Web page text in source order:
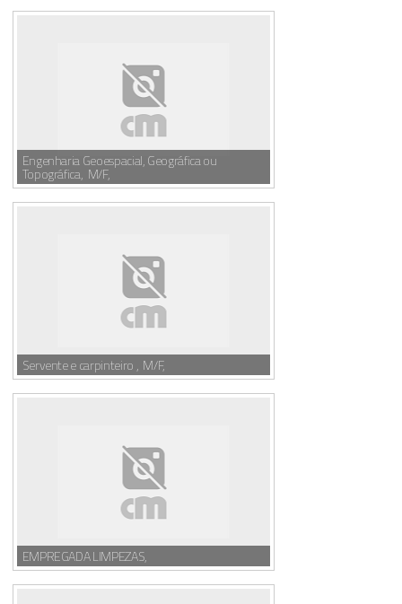
Engenharia Geoespacial, Geográfica ou
Topográfica, M/F,
Servente e carpinteiro , M/F,
EMPREGADA LIMPEZAS,